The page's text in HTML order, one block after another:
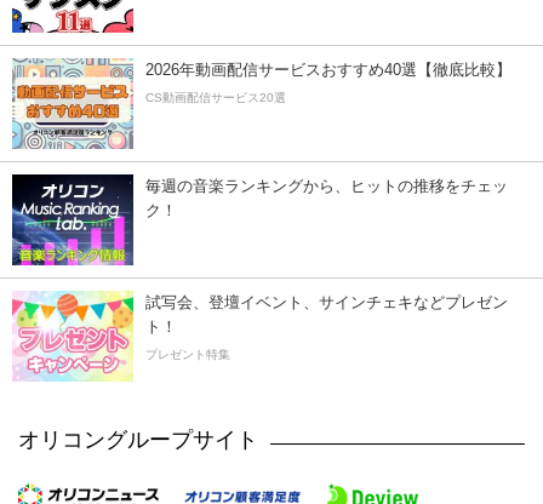
2026年動画配信サービスおすすめ40選【徹底比較】
CS動画配信サービス20選
毎週の音楽ランキングから、ヒットの推移をチェッ
ク！
試写会、登壇イベント、サインチェキなどプレゼン
ト！
プレゼント特集
オリコングループサイト